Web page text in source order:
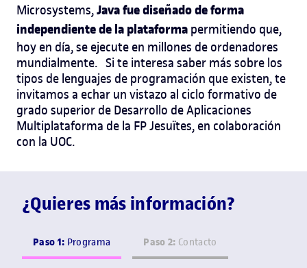
Microsystems,Java fue diseñado de forma
independiente de la plataforma permitiendo que,
hoy en día, se ejecute en millones de ordenadores
mundialmente. Si te interesa saber más sobre los
tipos de lenguajes de programación que existen, te
invitamos a echar un vistazo al ciclo formativo de
grado superior de Desarrollo de Aplicaciones
Multiplataforma de la FP Jesuïtes, en colaboración
con la UOC.
¿Quieres más información?
Paso 1: Programa Paso 2: Contacto